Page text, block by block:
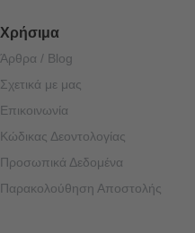
Χρήσιμα
Άρθρα / Blog
Σχετικά με μας
Επικοινωνία
Κώδικας Δεοντολογίας
Προσωπικά Δεδομένα
Παρακολούθηση Αποστολής